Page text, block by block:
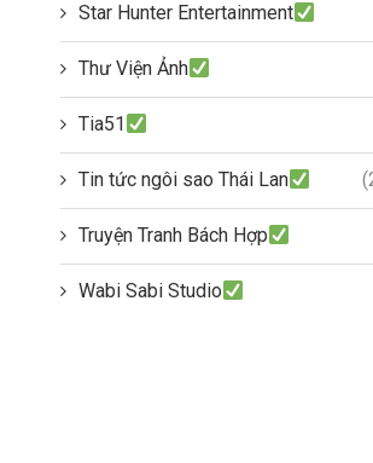
Star Hunter Entertainment
Thư Viện Ảnh
Tia51
Tin tức ngôi sao Thái Lan
Truyện Tranh Bách Hợp
Wabi Sabi Studio